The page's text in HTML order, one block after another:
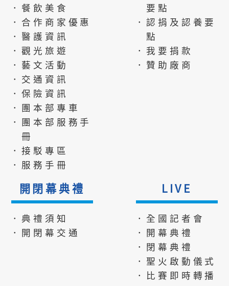
．餐飲美食
．合作商家優惠
．醫護資訊
．觀光旅遊
．藝文活動
．交通資訊
．保險資訊
．團本部專車
．團本部服務手
冊
．接駁專區
．服務手冊
要點
．認捐及認養要
點
．我要捐款
．贊助廠商
開閉幕典禮
．典禮須知
．開閉幕交通
LIVE
．全國記者會
．開幕典禮
．閉幕典禮
．聖火啟動儀式
．比賽即時轉播